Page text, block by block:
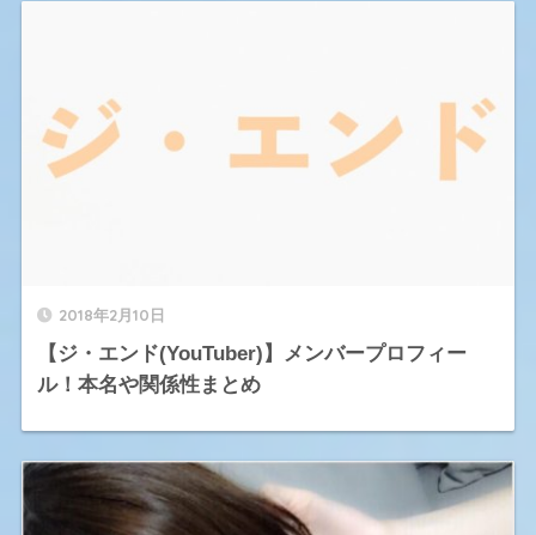
2018年2月10日
【ジ・エンド(YouTuber)】メンバープロフィー
ル！本名や関係性まとめ